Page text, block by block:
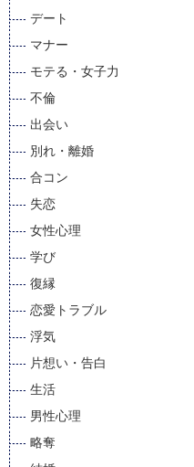
デート
マナー
モテる・女子力
不倫
出会い
別れ・離婚
合コン
失恋
女性心理
学び
復縁
恋愛トラブル
浮気
片想い・告白
生活
男性心理
略奪